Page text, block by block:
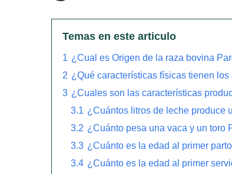
Temas en este articulo
1 ¿Cual es Origen de la raza bovina
2 ¿Qué características físicas tienen
3 ¿Cuales son las características
3.1 ¿Cuántos litros de leche produce
3.2 ¿Cuánto pesa una vaca y un toro
3.3 ¿Cuánto es la edad al primer
3.4 ¿Cuánto es la edad al primer